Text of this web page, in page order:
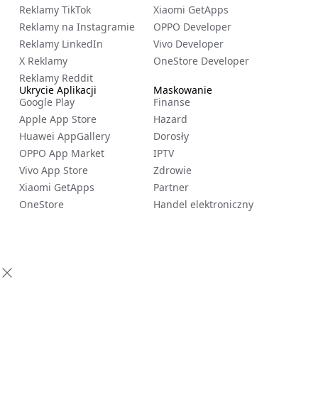
Reklamy TikTok
Reklamy na Instagramie
Reklamy LinkedIn
X Reklamy
Reklamy Reddit
Maskowanie
Finanse
Hazard
Dorosły
IPTV
Zdrowie
Partner
Handel elektroniczny
Xiaomi GetApps
OPPO Developer
Vivo Developer
OneStore Developer
Ukrycie Aplikacji
Google Play
Apple App Store
Huawei AppGallery
OPPO App Market
Vivo App Store
Xiaomi GetApps
OneStore